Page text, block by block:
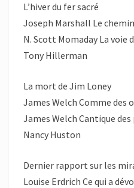
L’hiver du fer sacré
Joseph Marshall Le
N. Scott Momaday La voie
Tony Hillerman
La mort de Jim Loney
James Welch Comme des
James Welch Cantique
Nancy Huston
Dernier rapport sur les
Louise Erdrich Ce qui a